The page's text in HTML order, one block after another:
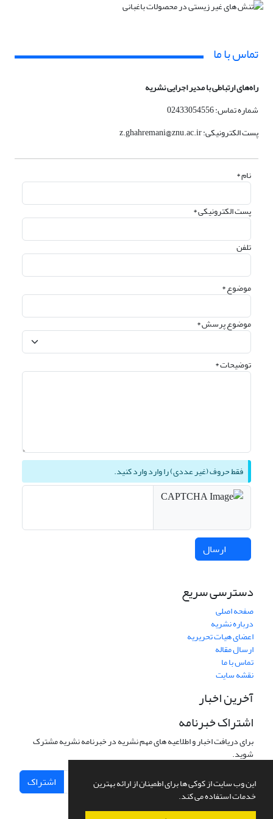
این وب سایت از کوکی ها برای اطمینان از ارائه بهترین
خدمات استفاده می کند.
تماس با ما
راه‌های ارتباطی با مدیر اجرایی نشریه
شماره تماس: 02433054556
پست الکترونیکی: z.ghahremani@znu.ac.ir
نام *
پست الکترونیکی *
تلفن
موضوع *
موضوع پرسش *
توضیحات *
فقط حروف (غیر عددی) را وارد وارد کنید.
ارسال
دسترسی سریع
صفحه اصلی
درباره نشریه
اعضای هیات تحریریه
ارسال مقاله
تماس با ما
نقشه سایت
آخرین اخبار
اشتراک خبرنامه
برای دریافت اخبار و اطلاعیه های مهم نشریه در خبرنامه نشریه مشترک
شوید.
اشتراک